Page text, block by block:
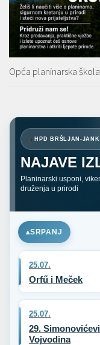
Opća planinarska
HPD BRŠLJAN-
NAJAVE
Planinarski usponi,
druženja u prirodi
SRPANJ
25.07.
Orfű i Meček
25.07.
29.
Vojvodina